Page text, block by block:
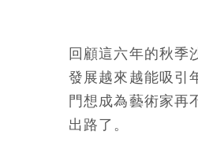
回顧這六年的秋季
發展越來越能吸引
門想成為藝術家再
出路了。